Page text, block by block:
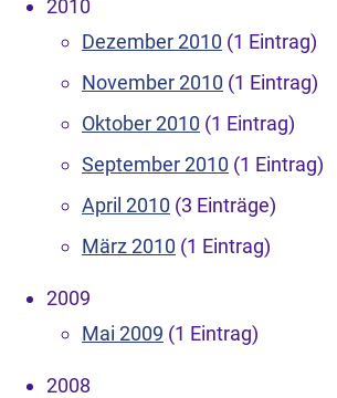
2010
Dezember 2010 (1 Eintrag)
November 2010 (1 Eintrag)
Oktober 2010 (1 Eintrag)
September 2010 (1 Eintrag)
April 2010 (3 Einträge)
März 2010 (1 Eintrag)
2009
Mai 2009 (1 Eintrag)
2008